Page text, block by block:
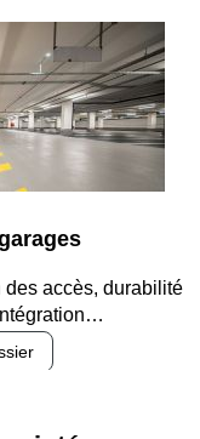
durabilité des